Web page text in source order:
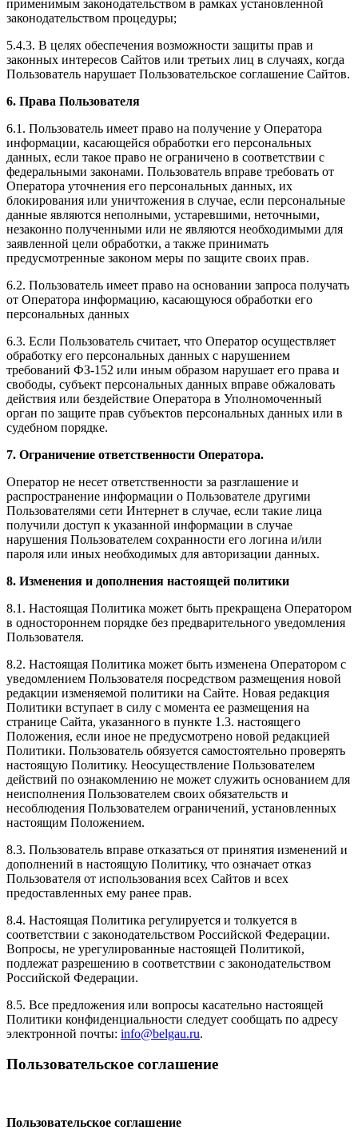
применимым законодательством в рамках установленной
законодательством процедуры;
5.4.3. В целях обеспечения возможности защиты прав и
законных интересов Сайтов или третьих лиц в случаях, когда
Пользователь нарушает Пользовательское соглашение Сайтов.
6. Права Пользователя
6.1. Пользователь имеет право на получение у Оператора
информации, касающейся обработки его персональных
данных, если такое право не ограничено в соответствии с
федеральными законами. Пользователь вправе требовать от
Оператора уточнения его персональных данных, их
блокирования или уничтожения в случае, если персональные
данные являются неполными, устаревшими, неточными,
незаконно полученными или не являются необходимыми для
заявленной цели обработки, а также принимать
предусмотренные законом меры по защите своих прав.
6.2. Пользователь имеет право на основании запроса получать
от Оператора информацию, касающуюся обработки его
персональных данных
6.3. Если Пользователь считает, что Оператор осуществляет
обработку его персональных данных с нарушением
требований ФЗ-152 или иным образом нарушает его права и
свободы, субъект персональных данных вправе обжаловать
действия или бездействие Оператора в Уполномоченный
орган по защите прав субъектов персональных данных или в
судебном порядке.
7. Ограничение ответственности Оператора.
Оператор не несет ответственности за разглашение и
распространение информации о Пользователе другими
Пользователями сети Интернет в случае, если такие лица
получили доступ к указанной информации в случае
нарушения Пользователем сохранности его логина и/или
пароля или иных необходимых для авторизации данных.
8. Изменения и дополнения настоящей политики
8.1. Настоящая Политика может быть прекращена Оператором
в одностороннем порядке без предварительного уведомления
Пользователя.
8.2. Настоящая Политика может быть изменена Оператором с
уведомлением Пользователя посредством размещения новой
редакции изменяемой политики на Сайте. Новая редакция
Политики вступает в силу с момента ее размещения на
странице Сайта, указанного в пункте 1.3. настоящего
Положения, если иное не предусмотрено новой редакцией
Политики. Пользователь обязуется самостоятельно проверять
настоящую Политику. Неосуществление Пользователем
действий по ознакомлению не может служить основанием для
неисполнения Пользователем своих обязательств и
несоблюдения Пользователем ограничений, установленных
настоящим Положением.
8.3. Пользователь вправе отказаться от принятия изменений и
дополнений в настоящую Политику, что означает отказ
Пользователя от использования всех Сайтов и всех
предоставленных ему ранее прав.
8.4. Настоящая Политика регулируется и толкуется в
соответствии с законодательством Российской Федерации.
Вопросы, не урегулированные настоящей Политикой,
подлежат разрешению в соответствии с законодательством
Российской Федерации.
8.5. Все предложения или вопросы касательно настоящей
Политики конфиденциальности следует сообщать по адресу
электронной почты: info@belgau.ru.
Пользовательское соглашение
Пользовательское соглашение